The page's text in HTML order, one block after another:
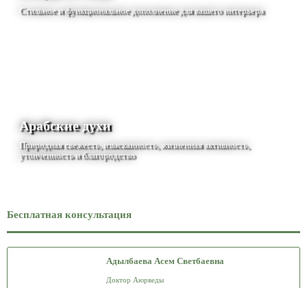
Стильное и функциональное дополнение для вашего интерьера
Арабские духи
Природная свежесть, изысканность, жизненная активность,
утонченность и благородство
Бесплатная консультация
Адылбаева Асем Светбаевна
Доктор Аюрведы